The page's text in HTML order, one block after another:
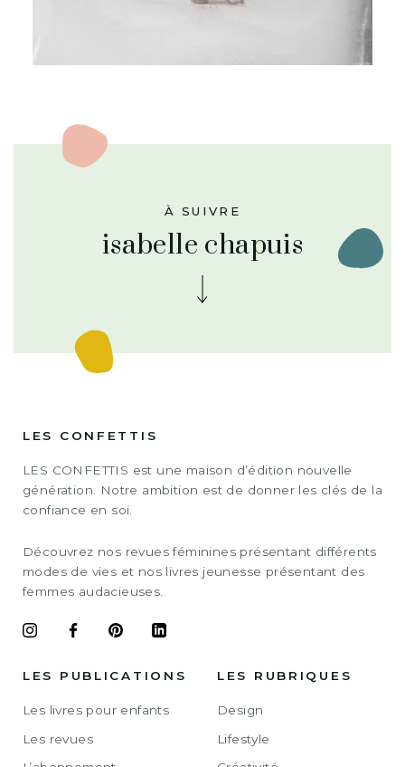
À SUIVRE
isabelle chapuis
LES CONFETTIS
LES CONFETTIS est une maison d’édition nouvelle
génération. Notre ambition est de donner les clés de la
confiance en soi.
Découvrez nos revues féminines présentant différents
modes de vies et nos livres jeunesse présentant des
femmes audacieuses.
LES PUBLICATIONS
Les livres pour enfants
Les revues
LES RUBRIQUES
Design
Lifestyle